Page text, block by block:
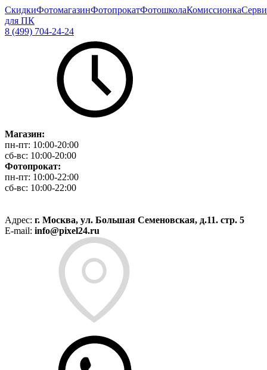
СкидкиФотомагазинФотопрокатФотошколаКомиссионка
для ПК
8 (499) 704-24-24
Магазин:
пн-пт: 10:00-20:00
сб-вс: 10:00-20:00
Фотопрокат:
пн-пт: 10:00-22:00
сб-вс: 10:00-22:00
Адрес: г. Москва, ул. Большая Семеновская, д.11. стр. 5
E-mail: info@pixel24.ru